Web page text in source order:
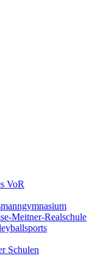
VoR
Meitner-Realschule
Schulen